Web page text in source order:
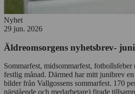
Nyhet
29 jun. 2026
Äldreomsorgens nyhetsbrev- juni
Sommarfest, midsommarfest,
festlig månad. Därmed har mitt junibrev
bilder från Vallgossens sommarfest. 170
närstående och medarbetare) firade